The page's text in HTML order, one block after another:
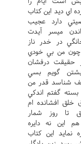
اي ديد اين کتاب
دارد عجيب
ميسر آيدت
در خدر ناز
چون من بي خودي
حقيقت درفشان
گويم بسي
شناسد قدر من
گفتم اندکي
خلق افشانده ام
تا روز شمار
اين نه دايره
نمايد اين کتاب